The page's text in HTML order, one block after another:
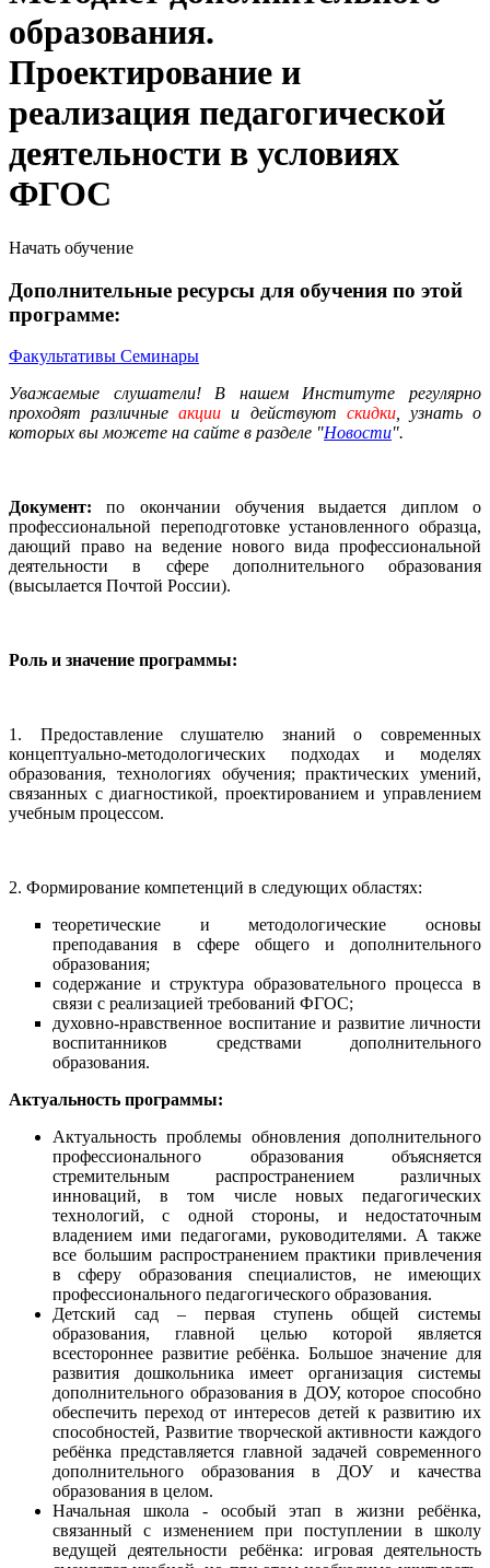
образования.
Проектирование и
реализация педагогической
деятельности в условиях
ФГОС
Начать обучение
Дополнительные ресурсы для обучения по этой
программе:
Факультативы Семинары
Уважаемые слушатели! В нашем Институте регулярно
проходят различныеакции и действуют скидки, узнать о
которых вы можете на сайте в разделе "Новости".
Документ: по окончании обучения выдается диплом о
профессиональной переподготовке установленного образца,
дающий право на ведение нового вида профессиональной
деятельности в сфере дополнительного образования
(высылается Почтой России).
Роль и значение программы:
1. Предоставление слушателю знаний о современных
концептуально-методологических подходах и моделях
образования, технологиях обучения; практических умений,
связанных с диагностикой, проектированием и управлением
учебным процессом.
2. Формирование компетенций в следующих областях:
теоретические и методологические основы
преподавания в сфере общего и дополнительного
образования;
содержание и структура образовательного процесса в
связи с реализацией требований ФГОС;
духовно-нравственное воспитание и развитие личности
воспитанников средствами дополнительного
образования.
Актуальность программы:
Актуальность проблемы обновления дополнительного
профессионального образования объясняется
стремительным распространением различных
инноваций, в том числе новых педагогических
технологий, с одной стороны, и недостаточным
владением ими педагогами, руководителями. А также
все большим распространением практики привлечения
в сферу образования специалистов, не имеющих
профессионального педагогического образования.
Детский сад – первая ступень общей системы
образования, главной целью которой является
всестороннее развитие ребёнка. Большое значение для
развития дошкольника имеет организация системы
дополнительного образования в ДОУ, которое способно
обеспечить переход от интересов детей к развитию их
способностей, Развитие творческой активности каждого
ребёнка представляется главной задачей современного
дополнительного образования в ДОУ и качества
образования в целом.
Начальная школа - особый этап в жизни ребёнка,
связанный с изменением при поступлении в школу
ведущей деятельности ребёнка: игровая деятельность